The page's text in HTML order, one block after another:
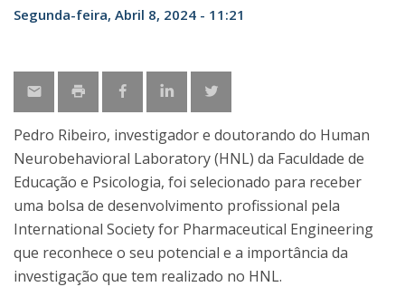
Segunda-feira, Abril 8, 2024 - 11:21
Pedro Ribeiro, investigador e doutorando do Human
Neurobehavioral Laboratory (HNL) da Faculdade de
Educação e Psicologia, foi selecionado para receber
uma bolsa de desenvolvimento profissional pela
International Society for Pharmaceutical Engineering
que reconhece o seu potencial e a importância da
investigação que tem realizado no HNL.